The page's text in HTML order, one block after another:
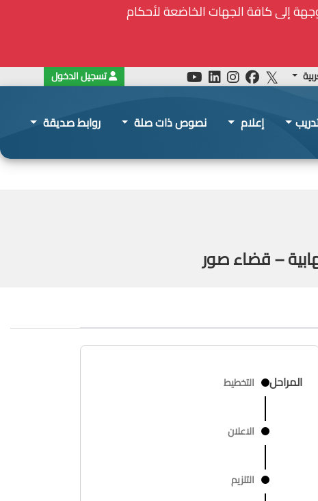
تسجيل الدخول
إعلام نصوص ذات صلة روابط صديقة
– قضاء صور
المراحل التخطيط
الاعلان
التلزيم